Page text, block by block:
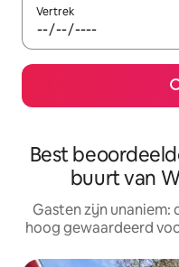
Vertrek
Best
buurt van
Gasten zijn
hoog gewaardeerd